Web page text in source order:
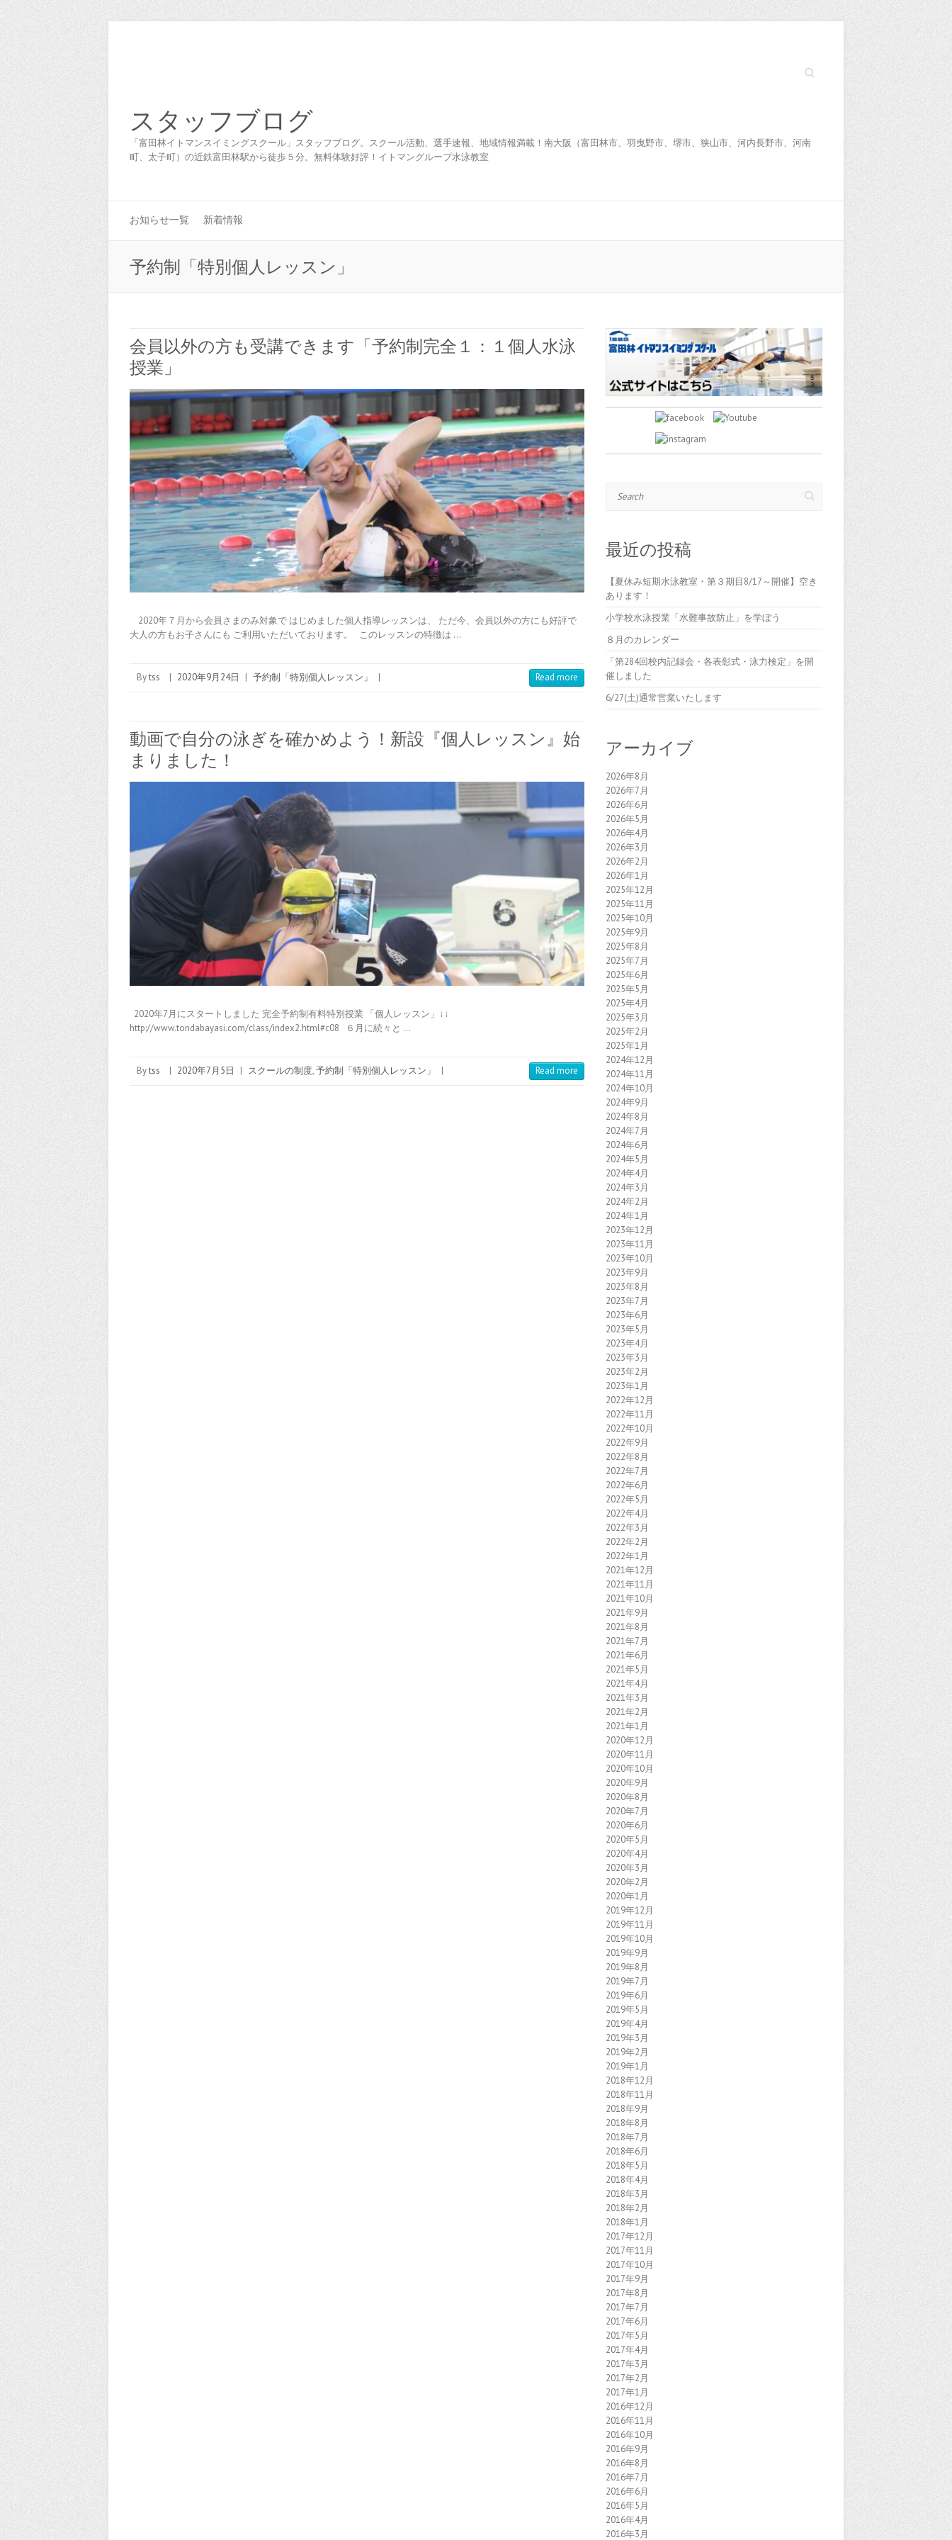
Search
スタッフブログ
「富田林イトマンスイミングスクール」スタッフブログ。スクール活動、選手速報、地域情報満載！南大阪（富田林市、羽曳野市、堺市、狭山市、河内長野市、河南
町、太子町）の近鉄富田林駅から徒歩５分。無料体験好評！イトマングループ水泳教室
お知らせ一覧 新着情報
予約制「特別個人レッスン」
会員以外の方も受講できます「予約制完全１：１個人水泳
授業」
2020年７月から会員さまのみ対象で はじめました個人指導レッスンは、 ただ今、会員以外の方にも好評で
大人の方もお子さんにも ご利用いただいております。 このレッスンの特徴は …
Bytss | 2020年9月24日 | 予約制「特別個人レッスン」 | Read more
動画で自分の泳ぎを確かめよう！新設『個人レッスン』始
まりました！
2020年7月にスタートしました 完全予約制有料特別授業 「個人レッスン」↓↓
http://www.tondabayasi.com/class/index2.html#c08 ６月に続々と …
Bytss | 2020年7月5日 | スクールの制度,予約制「特別個人レッスン」 | Read more
最近の投稿
【夏休み短期水泳教室・第３期目8/17～開催】空き
あります！
小学校水泳授業「水難事故防止」を学ぼう
８月のカレンダー
「第284回校内記録会・各表彰式・泳力検定」を開
催しました
6/27(土)通常営業いたします
アーカイブ
2026年8月
2026年7月
2026年6月
2026年5月
2026年4月
2026年3月
2026年2月
2026年1月
2025年12月
2025年11月
2025年10月
2025年9月
2025年8月
2025年7月
2025年6月
2025年5月
2025年4月
2025年3月
2025年2月
2025年1月
2024年12月
2024年11月
2024年10月
2024年9月
2024年8月
2024年7月
2024年6月
2024年5月
2024年4月
2024年3月
2024年2月
2024年1月
2023年12月
2023年11月
2023年10月
2023年9月
2023年8月
2023年7月
2023年6月
2023年5月
2023年4月
2023年3月
2023年2月
2023年1月
2022年12月
2022年11月
2022年10月
2022年9月
2022年8月
2022年7月
2022年6月
2022年5月
2022年4月
2022年3月
2022年2月
2022年1月
2021年12月
2021年11月
2021年10月
2021年9月
2021年8月
2021年7月
2021年6月
2021年5月
2021年4月
2021年3月
2021年2月
2021年1月
2020年12月
2020年11月
2020年10月
2020年9月
2020年8月
2020年7月
2020年6月
2020年5月
2020年4月
2020年3月
2020年2月
2020年1月
2019年12月
2019年11月
2019年10月
2019年9月
2019年8月
2019年7月
2019年6月
2019年5月
2019年4月
2019年3月
2019年2月
2019年1月
2018年12月
2018年11月
2018年9月
2018年8月
2018年7月
2018年6月
2018年5月
2018年4月
2018年3月
2018年2月
2018年1月
2017年12月
2017年11月
2017年10月
2017年9月
2017年8月
2017年7月
2017年6月
2017年5月
2017年4月
2017年3月
2017年2月
2017年1月
2016年12月
2016年11月
2016年10月
2016年9月
2016年8月
2016年7月
2016年6月
2016年5月
2016年4月
2016年3月